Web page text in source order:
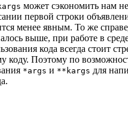
может сэкономить нам
первой строки
менее явным. То же
выше, при работе в
кода всегда стоит
коду. Поэтому по
*args и **kargs для